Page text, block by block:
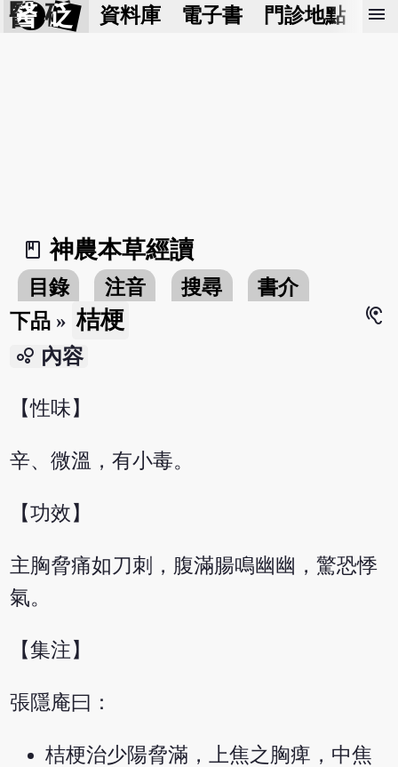
醫 砭 資料庫 電子書 門診地點 預
menu
book_2
神農本草經讀
目錄 注音 搜尋
書介
下品 » 桔梗
hearing
bubble_chart 內容
【性味】
辛、微溫，有小毒。
【功效】
主胸脅痛如刀刺，腹滿腸鳴幽幽，驚恐悸
氣。
【集注】
張隱庵曰：
桔梗治少陽脅滿，上焦之胸痺，中焦